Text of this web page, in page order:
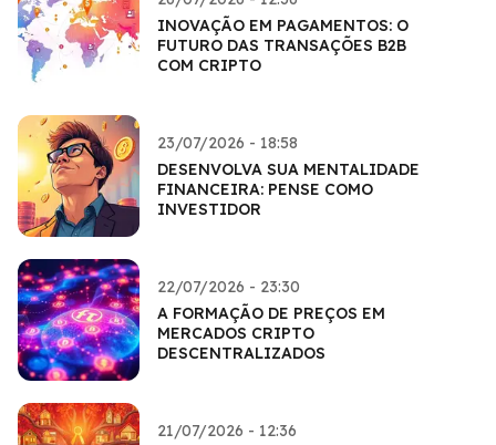
INOVAÇÃO EM PAGAMENTOS: O
FUTURO DAS TRANSAÇÕES B2B
COM CRIPTO
23/07/2026 - 18:58
DESENVOLVA SUA MENTALIDADE
FINANCEIRA: PENSE COMO
INVESTIDOR
22/07/2026 - 23:30
A FORMAÇÃO DE PREÇOS EM
MERCADOS CRIPTO
DESCENTRALIZADOS
21/07/2026 - 12:36